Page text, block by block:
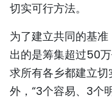
切实可行方法。
为了建立共同的基
出的是筹集超过50
求所有各乡都建立
外，“3个容易、3个